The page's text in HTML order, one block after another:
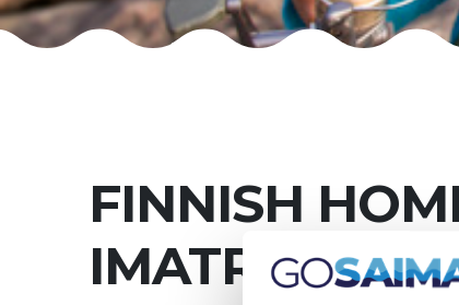
FINNISH
IMATRA